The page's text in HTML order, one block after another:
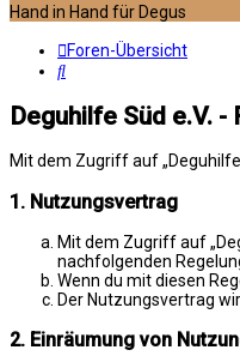
Hand in Hand für Degus
Foren-Übersicht
Suche
Deguhilfe Süd e.V.
Mit dem Zugriff auf
1. Nutzungsvertrag
Mit dem Zugriff auf
nachfolgenden
Wenn du mit diesen
Der Nutzungsvertrag
2. Einräumung von